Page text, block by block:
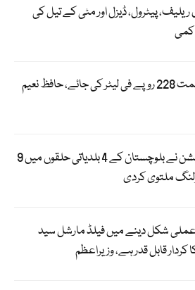
ریلیف، پیٹرول، ڈیزل اور مٹی کے تیل کی
کمی
پیٹرول کی قیمت 228 روپے فی لیٹر کی جائے، حافظ نعیم
الیکشن کمیشن نے بلوچستان کے 4 بلدیاتی حلقوں میں 9
ملتوی کردی
شکل دینے میں فیلڈ مارشل سید
قابل قدر ہے، وزیراعظم